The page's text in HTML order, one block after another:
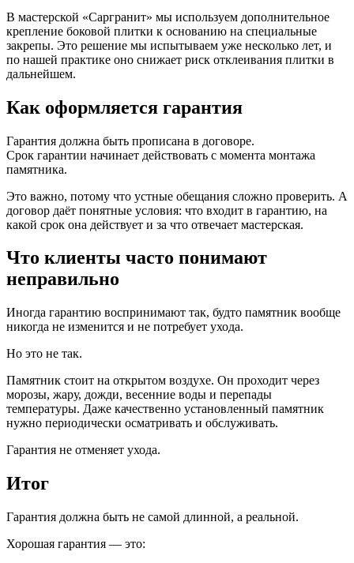
В мастерской «Саргранит» мы используем дополнительное
крепление боковой плитки к основанию на специальные
закрепы. Это решение мы испытываем уже несколько лет, и
по нашей практике оно снижает риск отклеивания плитки в
дальнейшем.
Как оформляется гарантия
Гарантия должна быть прописана в договоре.
Срок гарантии начинает действовать с момента монтажа
памятника.
Это важно, потому что устные обещания сложно проверить. А
договор даёт понятные условия: что входит в гарантию, на
какой срок она действует и за что отвечает мастерская.
Что клиенты часто понимают
неправильно
Иногда гарантию воспринимают так, будто памятник вообще
никогда не изменится и не потребует ухода.
Но это не так.
Памятник стоит на открытом воздухе. Он проходит через
морозы, жару, дожди, весенние воды и перепады
температуры. Даже качественно установленный памятник
нужно периодически осматривать и обслуживать.
Гарантия не отменяет ухода.
Итог
Гарантия должна быть не самой длинной, а реальной.
Хорошая гарантия — это: